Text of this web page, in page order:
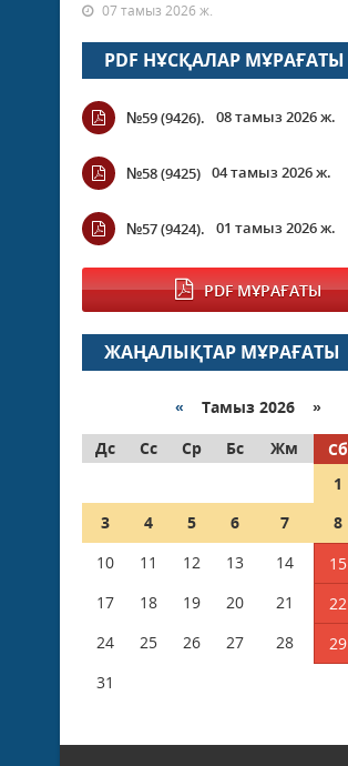
07 тамыз 2026 ж.
PDF НҰСҚАЛАР МҰРАҒАТЫ
№59 (9426). 08 тамыз 2026 ж.
№58 (9425) 04 тамыз 2026 ж.
№57 (9424). 01 тамыз 2026 ж.
PDF МҰРАҒАТЫ
ЖАҢАЛЫҚТАР МҰРАҒАТЫ
« Тамыз 2026 »
Дс
Сс Ср Бс Жм Сб
1
3
4 5 6 7 8
10
11 12 13 14 15
17
18 19 20 21 22
24
25 26 27 28 29
31